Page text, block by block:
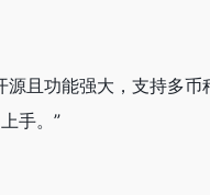
且功能强大，支持多
手。”